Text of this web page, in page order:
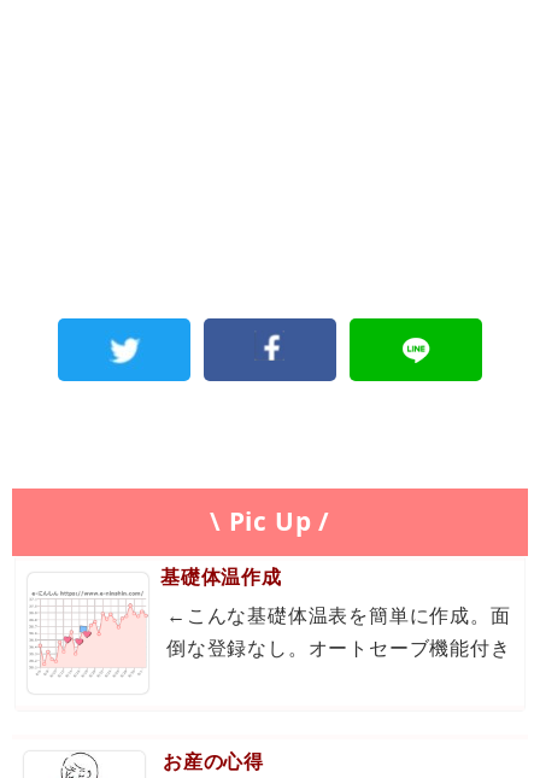
\ Pic Up /
基礎体温作成
←こんな基礎体温表を簡単に作成。面
倒な登録なし。オートセーブ機能付き
お産の心得